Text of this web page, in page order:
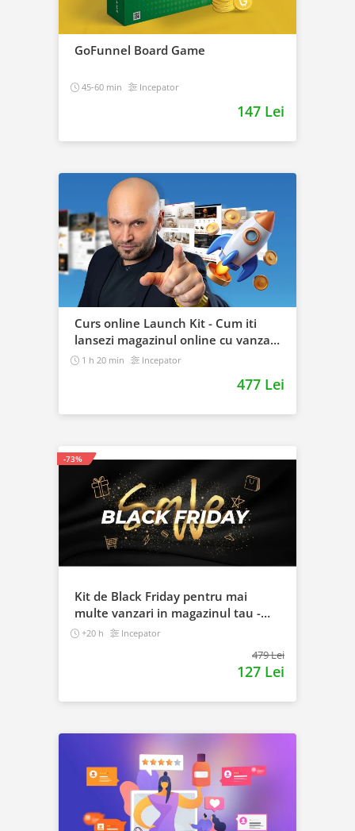
GoFunnel Board Game
45-60 min Incepator
147 Lei
Curs online Launch Kit - Cum iti
lansezi magazinul online cu vanzari
din prima zi
1 h 20 min Incepator
477 Lei
Kit de Black Friday pentru mai
multe vanzari in magazinul tau -
Curs Video Online
+20 h Incepator
479 Lei
127 Lei
-73%